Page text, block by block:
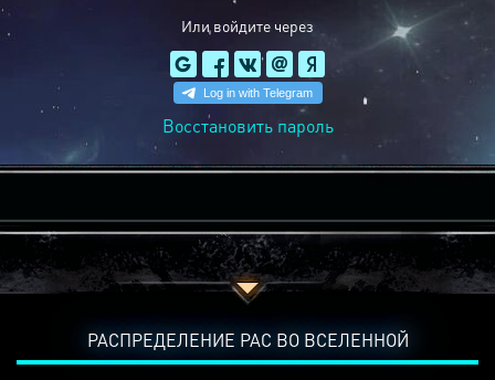
Или войдите через
Восстановить пароль
РАСПРЕДЕЛЕНИЕ РАС ВО ВСЕЛЕННОЙ